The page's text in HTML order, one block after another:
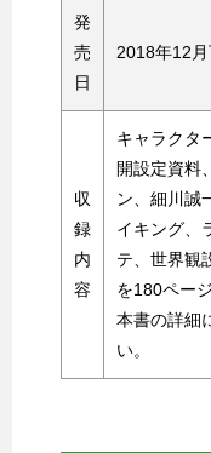
発
売
日
2018年12
収
録
内
容
キャラクタ
開設定資料
ン、細川誠
イキング、
テ、世界観
を180ペー
本書の詳細
い。